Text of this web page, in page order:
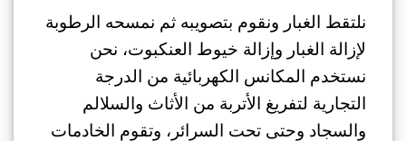
نلتقط الغبار ونقوم بتصويبه ثم نمسحه الرطوبة
لإزالة الغبار وإزالة خيوط العنكبوت، نحن
نستخدم المكانس الكهربائية من الدرجة
التجارية لتفريغ الأتربة من الأثاث والسلالم
والسجاد وحتى تحت السرائر، وتقوم الخادمات